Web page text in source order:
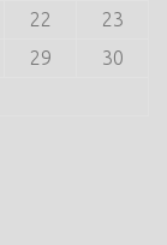
22
23
29
30